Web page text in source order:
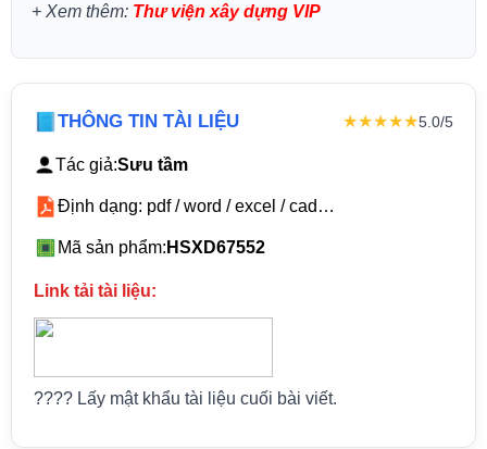
+ Xem thêm: Thư viện xây dựng VIP
THÔNG TIN TÀI LIỆU ★★★★★5.0/5
Tác giả:Sưu tầm
Định dạng: pdf / word / excel / cad…
Mã sản phẩm: HSXD67552
Link tải tài liệu:
???? Lấy mật khẩu tài liệu cuối bài viết.